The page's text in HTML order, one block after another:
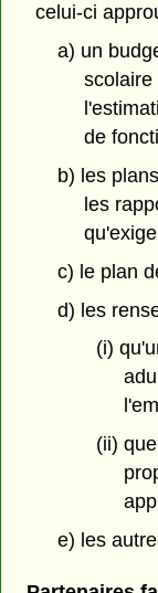
celui-ci
a) un
scolaire
de
b) les
les
c) le plan
d) les
(i)
(ii)
e) les